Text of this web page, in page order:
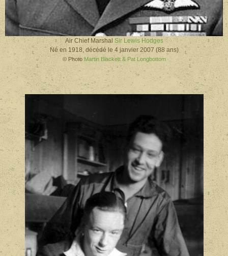
Air Chief Marshal Sir Lewis Hodges
Né en 1918, décédé le 4 janvier 2007 (88 ans)
© PhotoMartin Blackett & Pat Longbottom